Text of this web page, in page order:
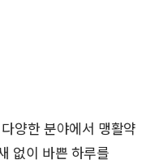
양한 분야에서 맹활약
없이 바쁜 하루를